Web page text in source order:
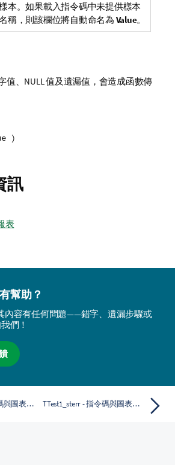
本。如果載入指令碼中未提供樣本
稱，則該欄位將自動命名為 Value。
、 NULL值及遺漏值，會造成函數傳
)
訊
表
幫助？
內容有任何問題——錯字、遺漏步驟或
們！
TTest1_lower - 指令碼與圖表函數 TTest1_sterr - 指令碼與圖表函數